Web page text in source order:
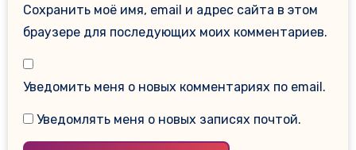
Сохранить моё имя, email и адрес сайта в этом
браузере для последующих моих комментариев.
Уведомить меня о новых комментариях по email.
Уведомлять меня о новых записях почтой.